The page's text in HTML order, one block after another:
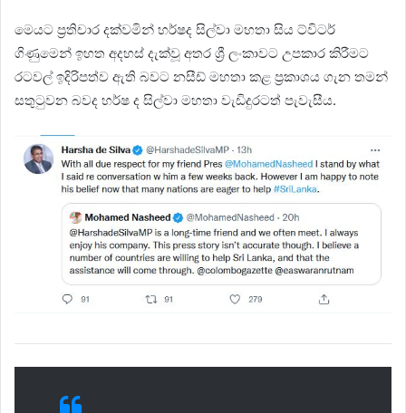
මෙයට ප්‍රතිචාර දක්වමින් හර්ෂද සිල්වා මහතා සිය ට්විටර්
ගිණුමෙන් ඉහත අදහස් දැක්වූ අතර ශ්‍රී ලංකාවට උපකාර කිරීමට
රටවල් ඉදිරිපත්ව ඇති බවට නසීඩ් මහතා කළ ප්‍රකාශය ගැන තමන්
සතුටුවන බවද හර්ෂ ද සිල්වා මහතා වැඩිදුරටත් පැවැසීය.